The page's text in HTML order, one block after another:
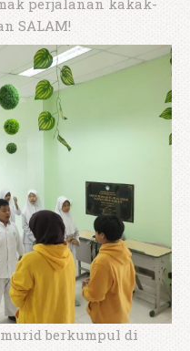
perjalanan kakak-
SALAM!
murid berkumpul di